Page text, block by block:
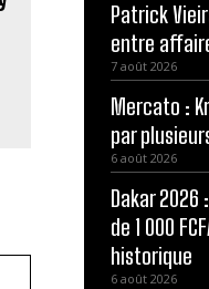
Patrick
entre
7 août 2026
Mercato :
par
6 août 2026
Dakar
de 1 000
historique
6 août 2026